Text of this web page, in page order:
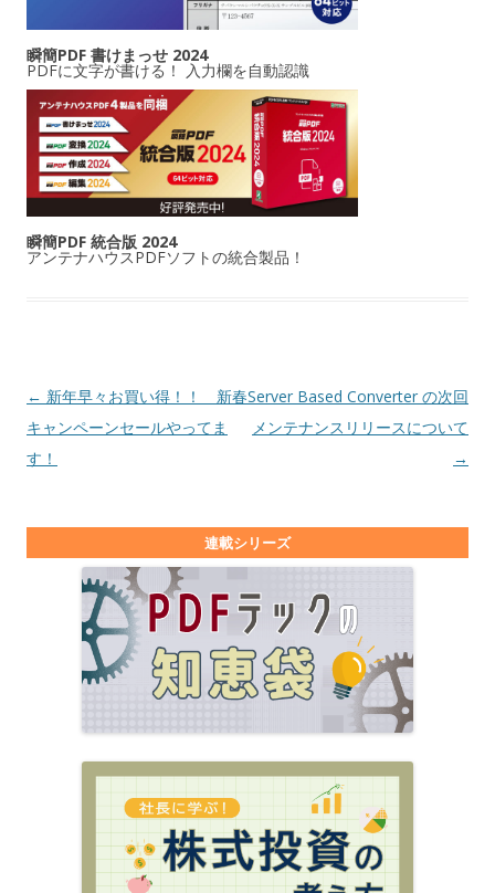
瞬簡PDF 書けまっせ 2024
PDFに文字が書ける！ 入力欄を自動認識
瞬簡PDF 統合版 2024
アンテナハウスPDFソフトの統合製品！
投稿ナビゲーション
← 新年早々お買い得！！ 新春
キャンペーンセールやってま
す！
Server Based Converter の次回
メンテナンスリリースについて
→
連載シリーズ